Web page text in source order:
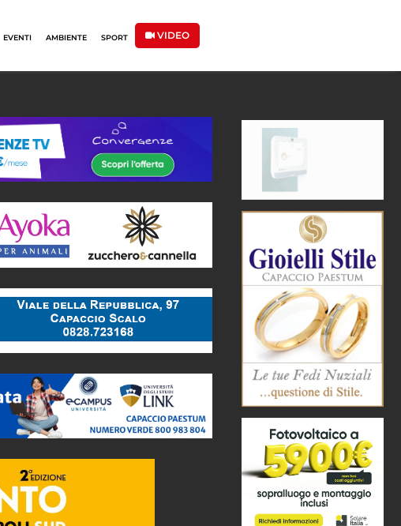
EVENTI AMBIENTE SPORT VIDEO